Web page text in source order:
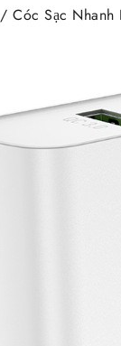
/ Cóc Sạc Nhanh